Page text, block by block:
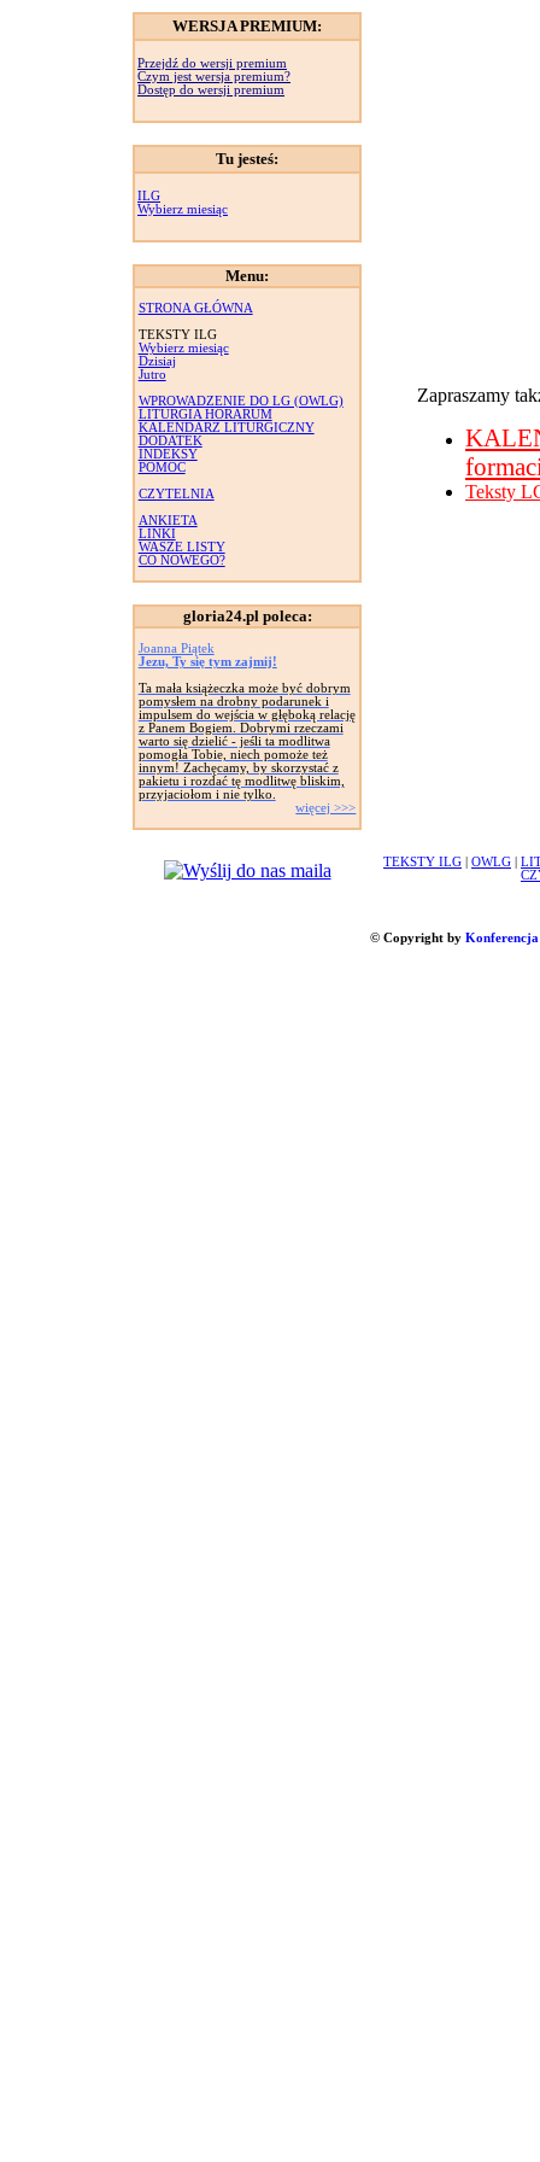
WERSJA PREMIUM:
Przejdź do wersji premium
Czym jest wersja premium?
Dostęp do wersji premium
Tu jesteś:
ILG
Wybierz miesiąc
Menu:
STRONA GŁÓWNA
TEKSTY ILG
Wybierz miesiąc
Dzisiaj
Jutro
WPROWADZENIE DO LG (OWLG)
LITURGIA HORARUM
KALENDARZ LITURGICZNY
DODATEK
INDEKSY
POMOC
CZYTELNIA
ANKIETA
LINKI
WASZE LISTY
CO NOWEGO?
gloria24.pl poleca:
Joanna Piątek
Jezu, Ty się tym zajmij!
Ta mała książeczka może być dobrym
pomysłem na drobny podarunek i
impulsem do wejścia w głęboką relację
z Panem Bogiem. Dobrymi rzeczami
warto się dzielić - jeśli ta modlitwa
pomogła Tobie, niech pomoże też
innym! Zachęcamy, by skorzystać z
pakietu i rozdać tę modlitwę bliskim,
przyjaciołom i nie tylko.
więcej >>>
Zapraszamy
Teksty
TEKSTY ILG OWLG
© Copyright by Konferencja